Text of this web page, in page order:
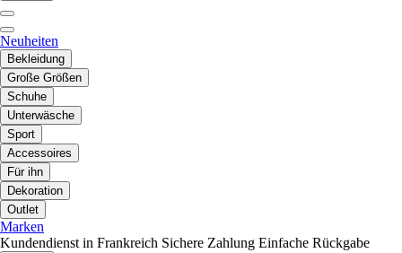
Neuheiten
Bekleidung
Große Größen
Schuhe
Unterwäsche
Sport
Accessoires
Für ihn
Dekoration
Outlet
Marken
Kundendienst in Frankreich Sichere Zahlung Einfache Rückgabe